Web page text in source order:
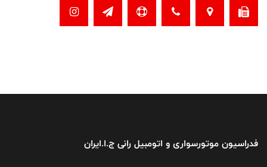
فدراسیون موتورسواری و اتومبیل رانی ج.ا.ایران